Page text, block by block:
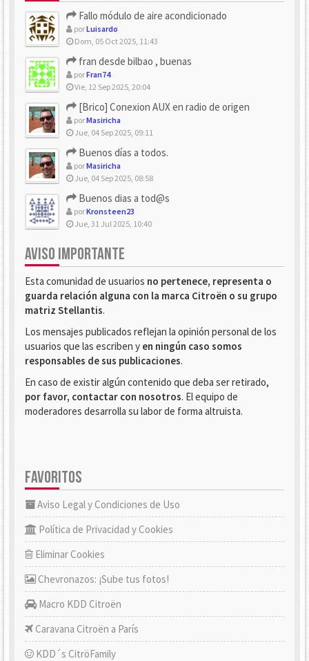
Fallo módulo de aire acondicionado
porLuisardo
Dom, 05 Oct 2025, 11:43
fran desde bilbao , buenas
porFran74
Vie, 12 Sep 2025, 20:04
[Brico] Conexion AUX en radio de origen
porMasiricha
Jue, 04 Sep 2025, 09:11
Buenos días a todos.
porMasiricha
Jue, 04 Sep 2025, 08:58
Buenos dias a tod@s
porKronsteen23
Jue, 31 Jul 2025, 10:40
AVISO IMPORTANTE
Esta comunidad de usuarios no pertenece, representa o
guarda relación alguna con la marca Citroën o su grupo
matriz Stellantis.
Los mensajes publicados reflejan la opinión personal de los
usuarios que las escriben y en ningún caso somos
responsables de sus publicaciones.
En caso de existir algún contenido que deba ser retirado,
por favor, contactar con nosotros. El equipo de
moderadores desarrolla su labor de forma altruista.
FAVORITOS
Aviso Legal y Condiciones de Uso
Política de Privacidad y Cookies
Eliminar Cookies
Chevronazos: ¡Sube tus fotos!
Macro KDD Citroën
Caravana Citroën a París
KDD´s CitröFamily